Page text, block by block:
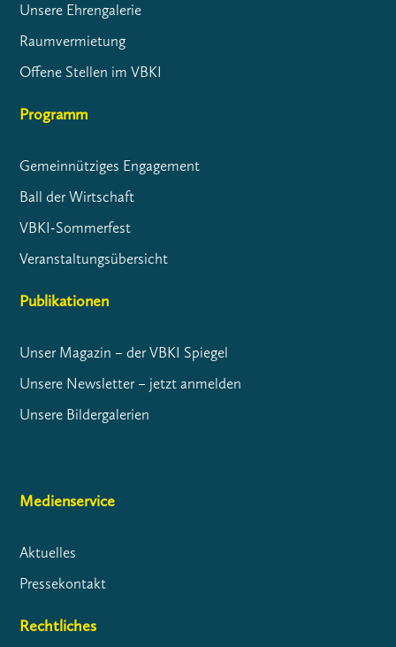
Unsere Ehrengalerie
Raumvermietung
Offene Stellen im VBKI
Programm
Gemeinnütziges Engagement
Ball der Wirtschaft
VBKI-Sommerfest
Veranstaltungsübersicht
Publikationen
Unser Magazin – der VBKI Spiegel
Unsere Newsletter – jetzt anmelden
Unsere Bildergalerien
Medienservice
Aktuelles
Pressekontakt
Rechtliches